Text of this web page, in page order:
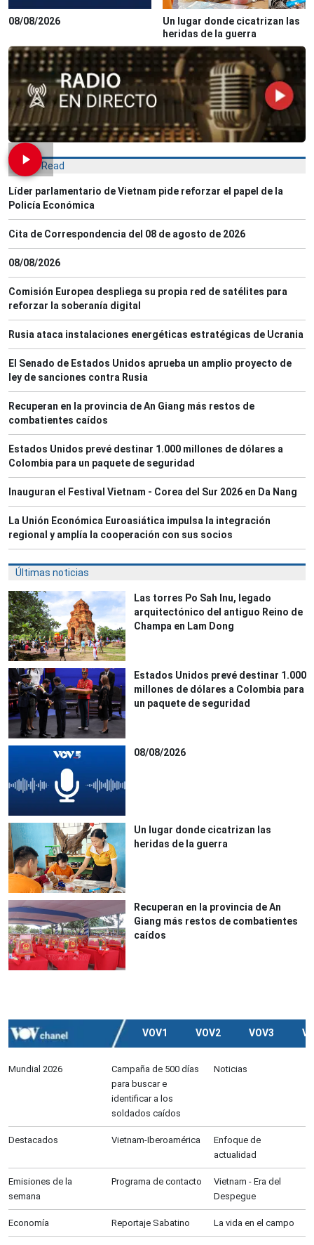
08/08/2026
Un lugar donde cicatrizan las
heridas de la guerra
Most Read
Líder parlamentario de Vietnam pide reforzar el papel de la
Policía Económica
Cita de Correspondencia del 08 de agosto de 2026
08/08/2026
Comisión Europea despliega su propia red de satélites para
reforzar la soberanía digital
Rusia ataca instalaciones energéticas estratégicas de Ucrania
El Senado de Estados Unidos aprueba un amplio proyecto de
ley de sanciones contra Rusia
Recuperan en la provincia de An Giang más restos de
combatientes caídos
Estados Unidos prevé destinar 1.000 millones de dólares a
Colombia para un paquete de seguridad
Inauguran el Festival Vietnam - Corea del Sur 2026 en Da Nang
La Unión Económica Euroasiática impulsa la integración
regional y amplía la cooperación con sus socios
Últimas noticias
Las torres Po Sah Inu, legado
arquitectónico del antiguo Reino de
Champa en Lam Dong
Estados Unidos prevé destinar 1.000
millones de dólares a Colombia para
un paquete de seguridad
08/08/2026
Un lugar donde cicatrizan las
heridas de la guerra
Recuperan en la provincia de An
Giang más restos de combatientes
caídos
VOV1 VOV2 VOV3
Mundial 2026
Campaña de 500 días
para buscar e
identificar a los
soldados caídos
Noticias
Destacados Vietnam-Iberoamérica
Enfoque de
actualidad
Emisiones de la
semana
Programa de contacto
Vietnam - Era del
Despegue
Economía Reportaje Sabatino La vida en el campo